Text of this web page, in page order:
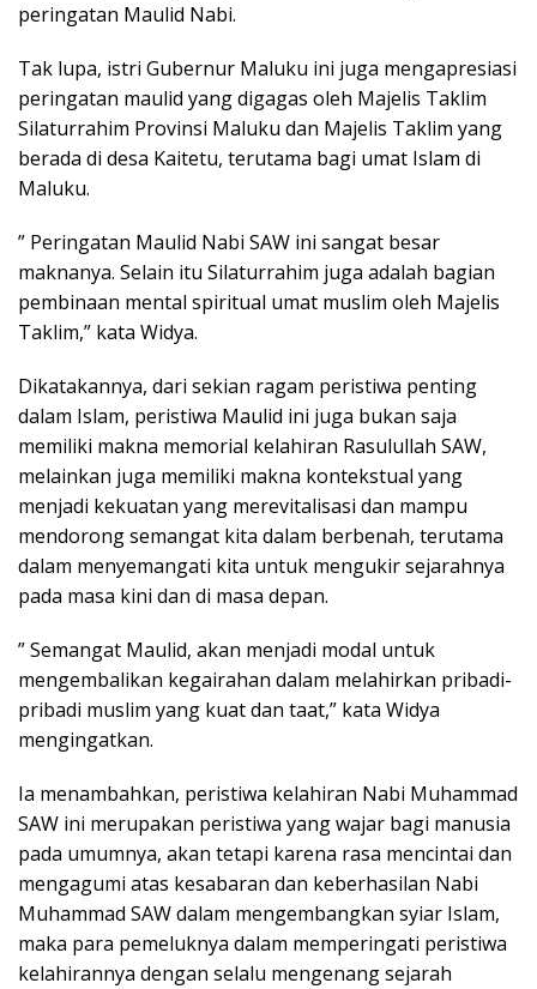
peringatan Maulid Nabi.
Tak lupa, istri Gubernur Maluku ini juga mengapresiasi
peringatan maulid yang digagas oleh Majelis Taklim
Silaturrahim Provinsi Maluku dan Majelis Taklim yang
berada di desa Kaitetu, terutama bagi umat Islam di
Maluku.
” Peringatan Maulid Nabi SAW ini sangat besar
maknanya. Selain itu Silaturrahim juga adalah bagian
pembinaan mental spiritual umat muslim oleh Majelis
Taklim,” kata Widya.
Dikatakannya, dari sekian ragam peristiwa penting
dalam Islam, peristiwa Maulid ini juga bukan saja
memiliki makna memorial kelahiran Rasulullah SAW,
melainkan juga memiliki makna kontekstual yang
menjadi kekuatan yang merevitalisasi dan mampu
mendorong semangat kita dalam berbenah, terutama
dalam menyemangati kita untuk mengukir sejarahnya
pada masa kini dan di masa depan.
” Semangat Maulid, akan menjadi modal untuk
mengembalikan kegairahan dalam melahirkan pribadi-
pribadi muslim yang kuat dan taat,” kata Widya
mengingatkan.
Ia menambahkan, peristiwa kelahiran Nabi Muhammad
SAW ini merupakan peristiwa yang wajar bagi manusia
pada umumnya, akan tetapi karena rasa mencintai dan
mengagumi atas kesabaran dan keberhasilan Nabi
Muhammad SAW dalam mengembangkan syiar Islam,
maka para pemeluknya dalam memperingati peristiwa
kelahirannya dengan selalu mengenang sejarah